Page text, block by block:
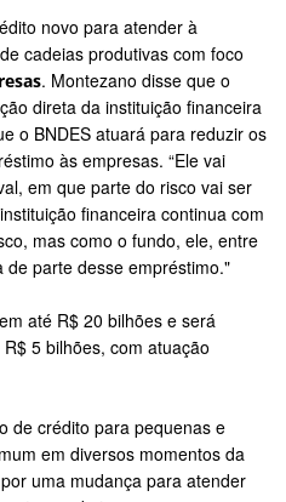
novo para atender à
cadeias produtivas com foco
. Montezano disse que o
direta da instituição financeira
o BNDES atuará para reduzir os
às empresas. “Ele vai
em que parte do risco vai ser
financeira continua com
mas como o fundo, ele, entre
parte desse empréstimo."
até R$ 20 bilhões e será
5 bilhões, com atuação
de crédito para pequenas e
em diversos momentos da
uma mudança para atender